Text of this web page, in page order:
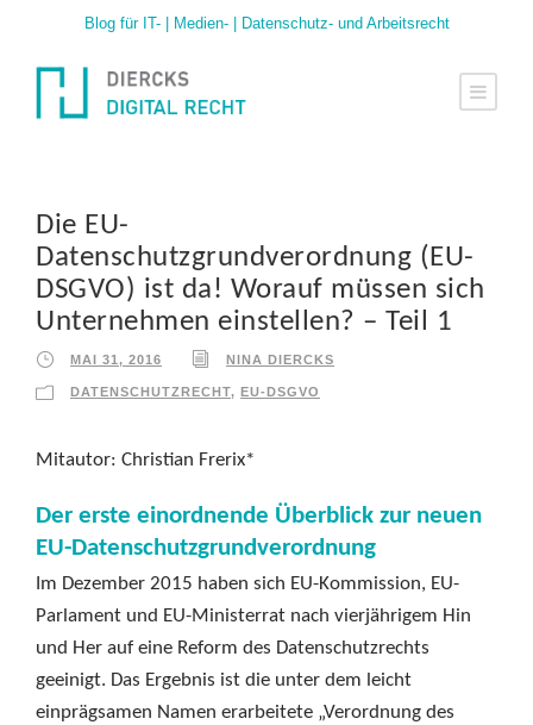
Blog für IT- | Medien- | Datenschutz- und Arbeitsrecht
Die EU-
Datenschutzgrundverordnung (EU-
DSGVO) ist da! Worauf müssen sich
Unternehmen einstellen? – Teil 1
MAI 31, 2016 NINA DIERCKS
DATENSCHUTZRECHT, EU-DSGVO
Mitautor: Christian Frerix*
Der erste einordnende Überblick zur neuen
EU-Datenschutzgrundverordnung
Im Dezember 2015 haben sich EU-Kommission, EU-
Parlament und EU-Ministerrat nach vierjährigem Hin
und Her auf eine Reform des Datenschutzrechts
geeinigt. Das Ergebnis ist die unter dem leicht
einprägsamen Namen erarbeitete „Verordnung des